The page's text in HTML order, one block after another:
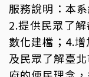
服務說明：本
2.提供民眾了
數化建檔；4.
及民眾了解臺